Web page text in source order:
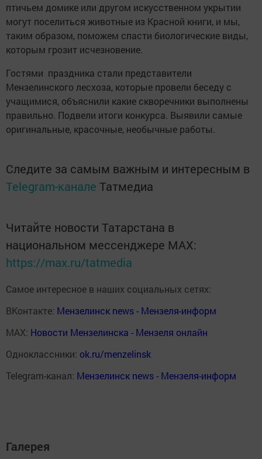
птичьем домике или другом искусственном укрытии
могут поселиться животные из Красной книги, и мы,
таким образом, поможем спасти биологические виды,
которым грозит исчезновение.
Гостями праздника стали представители
Мензелинского лесхоза, которые провели беседу с
учащимися, объяснили какие скворечники выполнены
правильно. Подвели итоги конкурса. Выявили самые
оригинальные, красочные, необычные работы.
Следите за самым важным и интересным в
Telegram-канале Татмедиа
Читайте новости Татарстана в
национальном мессенджере MАХ:
https://max.ru/tatmedia
Самое интересное в наших социальных сетях:
ВКонтакте: Мензелинск news - Мензеля-информ
MAX: Новости Мензелинска - Мензеля онлайн
Одноклассники: ok.ru/menzelinsk
Telegram-канал: Мензелинск news - Мензеля-информ
Галерея